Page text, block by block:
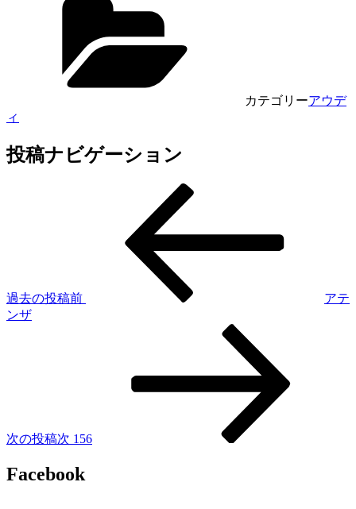
カテゴリーアウデ
ィ
投稿ナビゲーション
過去の投稿前
アテ
ンザ
次の投稿次 156
Facebook